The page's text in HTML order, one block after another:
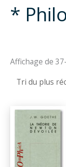
*
Affichage de